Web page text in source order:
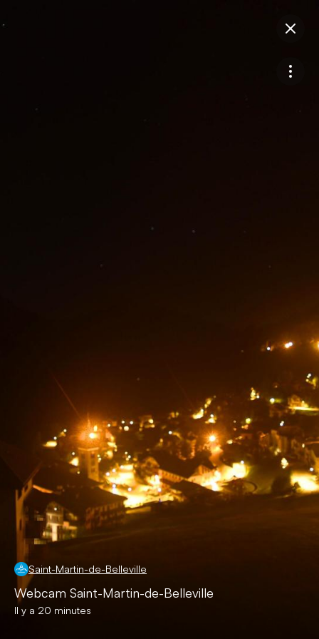
Saint-Martin-de-Belleville
Webcam Saint-Martin-de-Belleville
Il y a 20 minutes